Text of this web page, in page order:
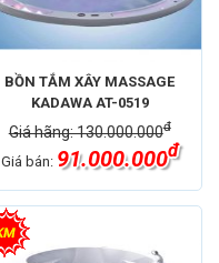
BỒN TẮM XÂY MASSAGE
KADAWA AT-0519
Giá hãng: 130.000.000đ
Giá bán: 91.000.000đ